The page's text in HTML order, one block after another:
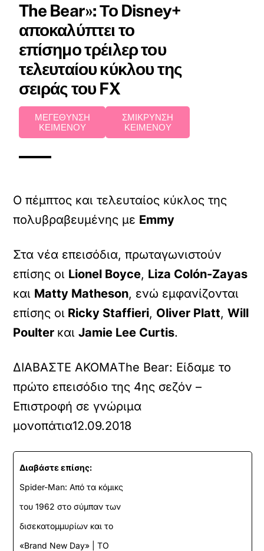
The Bear»: Το Disney+
αποκαλύπτει το
επίσημο τρέιλερ του
τελευταίου κύκλου της
σειράς του FX
ΜΕΓΕΘΥΝΣΗ
ΚΕΙΜΕΝΟΥ
ΣΜΙΚΡΥΝΣΗ
ΚΕΙΜΕΝΟΥ
Ο πέμπτος και τελευταίος κύκλος της
πολυβραβευμένης με Emmy
Στα νέα επεισόδια, πρωταγωνιστούν
επίσης οι Lionel Boyce, Liza Colón-Zayas
και Matty Matheson, ενώ εμφανίζονται
επίσης οι Ricky Staffieri, Oliver Platt,Will
Poulter καιJamie Lee Curtis.
ΔΙΑΒΑΣΤΕ ΑΚΟΜΑThe Bear: Είδαμε το
πρώτο επεισόδιο της 4ης σεζόν –
Επιστροφή σε γνώριμα
μονοπάτια12.09.2018
Διαβάστε επίσης:
Spider-Man: Από τα κόμικς
του 1962 στο σύμπαν των
δισεκατομμυρίων και το
«Brand New Day» | ΤΟ